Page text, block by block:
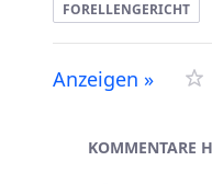
FORELLENGERICHT
Anzeigen »
Asset-
KOMMENTARE